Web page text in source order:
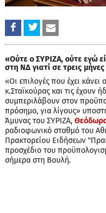
«Ούτε ο ΣΥΡΙΖΑ, ούτε εγώ
στη ΝΔ γιατί σε τρεις
«Οι επιλογές που έχει
κ.Σταϊκούρας και τις έχουν
συμπεριλάβουν στον
πρόσημο, για λίγους»
Άμυνας του ΣΥΡΙΖΑ,
ραδιοφωνικό σταθμό του
Πρακτορείου Ειδήσεων
προσχέδιο του
σήμερα στη Βουλή.